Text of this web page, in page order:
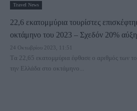
Travel News
22,6 εκατομμύρια τουρίστες
οκτάμηνο του 2023 – Σχεδόν 20%
24 Οκτωβρίου 2023, 11:51
Tα 22,65 εκατομμύρια έφθασε ο αριθμός των
την Ελλάδα στο οκτάμηνο...